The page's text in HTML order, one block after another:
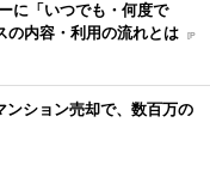
に「いつでも・何度で
の内容・利用の流れとは [P
ンション売却で、数百万の